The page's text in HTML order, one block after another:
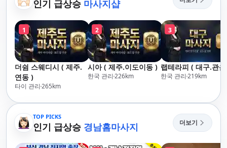
인기 급상승 마사지샵
1
더쉼 스웨디시 ( 제주.
연동 )
타이 관리 265km
2
시아 ( 제주.이도이동 )
한국 관리 226km
3
랩테라피 ( 대구.관
한국 관리 219km
TOP PICKS
인기 급상승 경남홈마사지 더보기